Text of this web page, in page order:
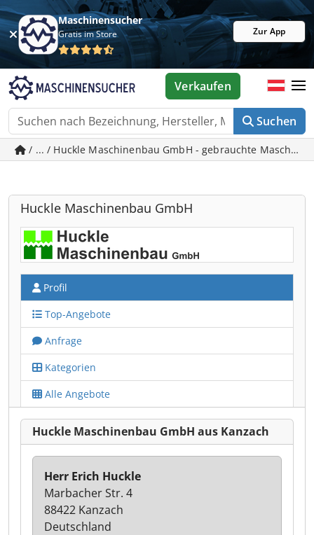
Maschinensucher
Gratis im Store Zur App
Suchen
Verkaufen
/ ... / Huckle Maschinenbau GmbH - gebrauchte
Huckle Maschinenbau GmbH
Profil
Top-Angebote
Anfrage
Kategorien
Alle Angebote
Huckle Maschinenbau GmbH aus Kanzach
Herr Erich Huckle
Marbacher Str. 4
88422 Kanzach
Deutschland